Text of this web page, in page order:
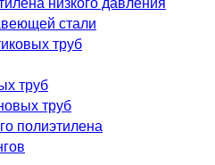
стали
труб
труб
труб
полиэтилена